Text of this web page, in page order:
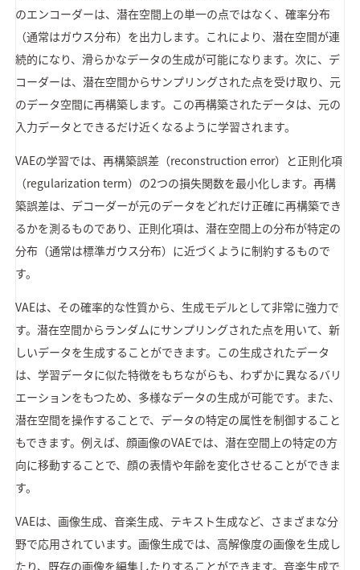
のエンコーダーは、潜在空間上の単一の点ではなく、確率分布
（通常はガウス分布）を出力します。これにより、潜在空間が連
続的になり、滑らかなデータの生成が可能になります。次に、デ
コーダーは、潜在空間からサンプリングされた点を受け取り、元
のデータ空間に再構築します。この再構築されたデータは、元の
入力データとできるだけ近くなるように学習されます。
VAEの学習では、再構築誤差（reconstruction error）と正則化項
（regularization term）の2つの損失関数を最小化します。再構
築誤差は、デコーダーが元のデータをどれだけ正確に再構築でき
るかを測るものであり、正則化項は、潜在空間上の分布が特定の
分布（通常は標準ガウス分布）に近づくように制約するもので
す。
VAEは、その確率的な性質から、生成モデルとして非常に強力で
す。潜在空間からランダムにサンプリングされた点を用いて、新
しいデータを生成することができます。この生成されたデータ
は、学習データに似た特徴をもちながらも、わずかに異なるバリ
エーションをもつため、多様なデータの生成が可能です。また、
潜在空間を操作することで、データの特定の属性を制御すること
もできます。例えば、顔画像のVAEでは、潜在空間上の特定の方
向に移動することで、顔の表情や年齢を変化させることができま
す。
VAEは、画像生成、音楽生成、テキスト生成など、さまざまな分
野で応用されています。画像生成では、高解像度の画像を生成し
たり、既存の画像を編集したりすることができます。音楽生成で